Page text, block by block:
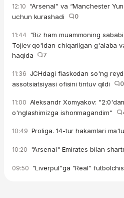
12:10 “Arsenal” va “Manchester
uchun kurashadi
0
11:44 "Biz ham muammoning
Tojiev qo'ldan chiqarilgan g'alaba
haqida
7
11:36 JCHdagi fiaskodan so'ng
assotsiatsiyasi ofisini tintuv qildi
0
11:00 Aleksandr Xomyakov:
o'nglashimizga ishonmagandim"
10:49 Proliga. 14-tur hakamlari
10:20 "Arsenal" Emirates bilan
09:50 "Liverpul"ga "Real"